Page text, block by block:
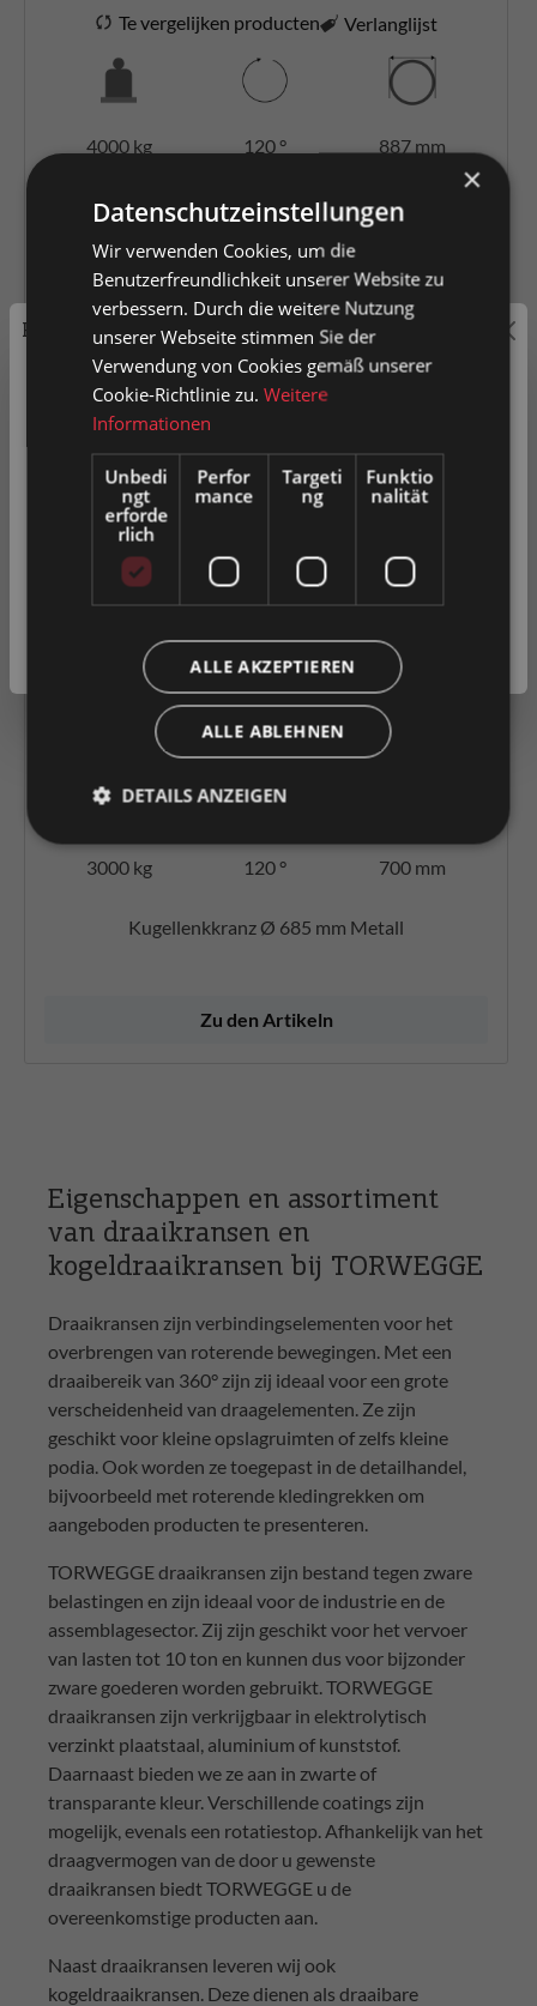
Te vergelijken producten Verlanglijst
4000 kg 120 ° 887 mm
Kugellenkkranz Ø 950 mm Metall Axiallast 4000 kg
Zu den Artikeln
Te vergelijken producten Verlanglijst
3000 kg 120 ° 700 mm
Kugellenkkranz Ø 685 mm Metall
Zu den Artikeln
Eigenschappen en assortiment
van draaikransen en
kogeldraaikransen bij TORWEGGE
Draaikransen zijn verbindingselementen voor het
overbrengen van roterende bewegingen. Met een
draaibereik van 360° zijn zij ideaal voor een grote
verscheidenheid van draagelementen. Ze zijn
geschikt voor kleine opslagruimten of zelfs kleine
podia. Ook worden ze toegepast in de detailhandel,
bijvoorbeeld met roterende kledingrekken om
aangeboden producten te presenteren.
TORWEGGE draaikransen zijn bestand tegen zware
belastingen en zijn ideaal voor de industrie en de
assemblagesector. Zij zijn geschikt voor het vervoer
van lasten tot 10 ton en kunnen dus voor bijzonder
zware goederen worden gebruikt. TORWEGGE
draaikransen zijn verkrijgbaar in elektrolytisch
verzinkt plaatstaal, aluminium of kunststof.
Daarnaast bieden we ze aan in zwarte of
transparante kleur. Verschillende coatings zijn
mogelijk, evenals een rotatiestop. Afhankelijk van het
draagvermogen van de door u gewenste
draaikransen biedt TORWEGGE u de
overeenkomstige producten aan.
Naast draaikransen leveren wij ook
kogeldraaikransen. Deze dienen als draaibare
Preisauszeichnung
Privatkunden können Preise mit MwSt. (brutto) und
Geschäftskunden Preise ohne MwSt. (netto) angezeigt
werden.
Bitte wählen Sie Ihre bevorzugte Einstellung:
Bruttopreise
Nettopreiseexkl. MwSt.
×
Datenschutzeinstellungen
Wir verwenden Cookies, um die
Benutzerfreundlichkeit unserer Website zu
verbessern. Durch die weitere Nutzung
unserer Webseite stimmen Sie der
Verwendung von Cookies gemäß unserer
Cookie-Richtlinie zu.Weitere
Informationen
Unbedi
ngt
erforde
rlich
Perfor
mance
Targeti
ng
Funktio
nalität
ALLE AKZEPTIEREN
ALLE ABLEHNEN
DETAILS ANZEIGEN